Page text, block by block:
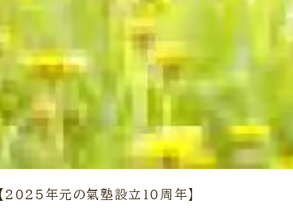
【2025年元の氣塾設立10周年】